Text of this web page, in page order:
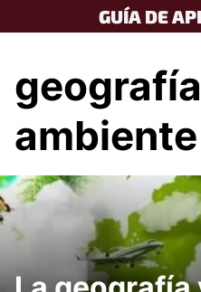
to
GUÍA DE
ambiente